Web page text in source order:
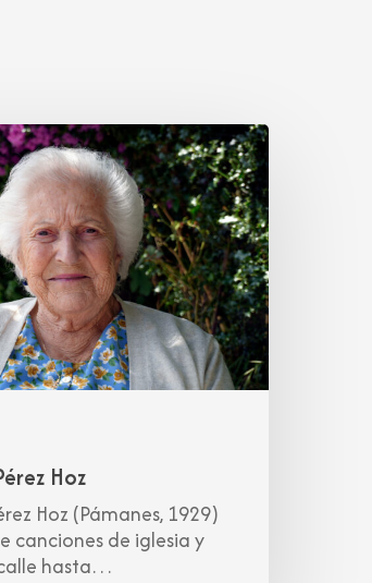
Hoz
Hoz (Pámanes, 1929)
canciones de iglesia y
hasta…